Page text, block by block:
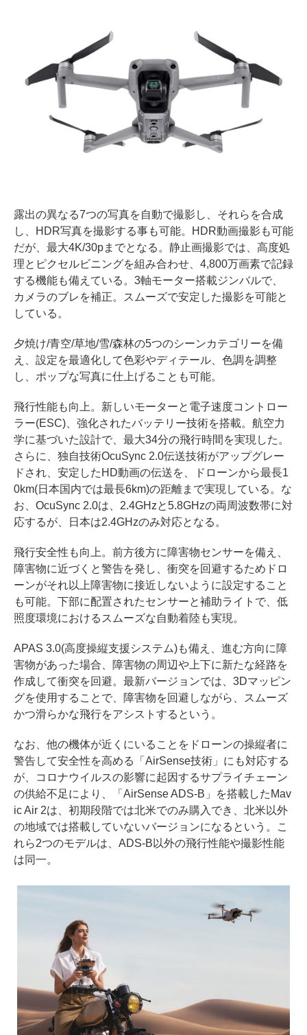
露出の異なる7つの写真を自動で撮影し、それらを合成
し、HDR写真を撮影する事も可能。HDR動画撮影も可能
だが、最大4K/30pまでとなる。静止画撮影では、高度処
理とピクセルビニングを組み合わせ、4,800万画素で記録
する機能も備えている。3軸モーター搭載ジンバルで、
カメラのブレを補正。スムーズで安定した撮影を可能と
している。
夕焼け/青空/草地/雪/森林の5つのシーンカテゴリーを備
え、設定を最適化して色彩やディテール、色調を調整
し、ポップな写真に仕上げることも可能。
飛行性能も向上。新しいモーターと電子速度コントロー
ラー(ESC)、強化されたバッテリー技術を搭載。航空力
学に基づいた設計で、最大34分の飛行時間を実現した。
さらに、独自技術OcuSync 2.0伝送技術がアップグレー
ドされ、安定したHD動画の伝送を、ドローンから最長1
0km(日本国内では最長6km)の距離まで実現している。な
お、OcuSync 2.0は、2.4GHzと5.8GHzの両周波数帯に対
応するが、日本は2.4GHzのみ対応となる。
飛行安全性も向上。前方後方に障害物センサーを備え、
障害物に近づくと警告を発し、衝突を回避するためドロ
ーンがそれ以上障害物に接近しないように設定すること
も可能。下部に配置されたセンサーと補助ライトで、低
照度環境におけるスムーズな自動着陸も実現。
APAS 3.0(高度操縦支援システム)も備え、進む方向に障
害物があった場合、障害物の周辺や上下に新たな経路を
作成して衝突を回避。最新バージョンでは、3Dマッピン
グを使用することで、障害物を回避しながら、スムーズ
かつ滑らかな飛行をアシストするという。
なお、他の機体が近くにいることをドローンの操縦者に
警告して安全性を高める「AirSense技術」にも対応する
が、コロナウイルスの影響に起因するサプライチェーン
の供給不足により、「AirSense ADS-B」を搭載したMav
ic Air 2は、初期段階では北米でのみ購入でき、北米以外
の地域では搭載していないバージョンになるという。こ
れら2つのモデルは、ADS-B以外の飛行性能や撮影性能
は同一。